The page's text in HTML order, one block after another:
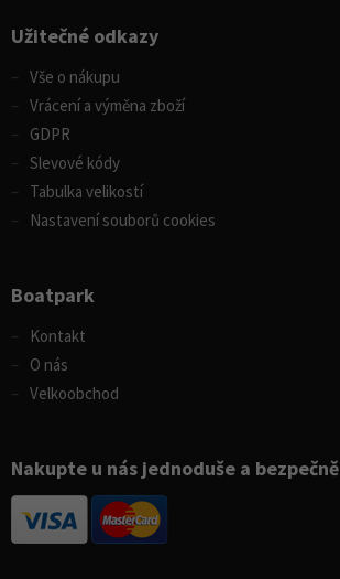
Užitečné odkazy
Vše o nákupu
Vrácení a výměna zboží
GDPR
Slevové kódy
Tabulka velikostí
Nastavení souborů cookies
Boatpark
Kontakt
O nás
Velkoobchod
Nakupte u nás jednoduše a bezpečně